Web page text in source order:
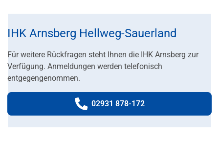
IHK Arnsberg Hellweg-Sauerland
Für weitere Rückfragen steht Ihnen die IHK Arnsberg zur
Verfügung. Anmeldungen werden telefonisch
entgegengenommen.
Telefonnummer:
02931 878-172